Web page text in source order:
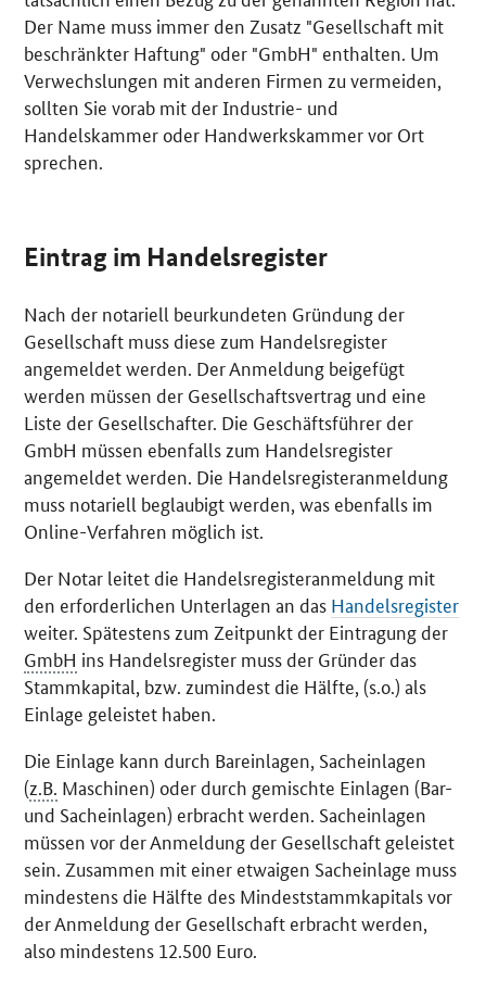
Der Name muss immer den Zusatz "Gesellschaft mit
beschränkter Haftung" oder "GmbH" enthalten. Um
Verwechslungen mit anderen Firmen zu vermeiden,
sollten Sie vorab mit der Industrie- und
Handelskammer oder Handwerkskammer vor Ort
sprechen.
Eintrag im Handelsregister
Nach der notariell beurkundeten Gründung der
Gesellschaft muss diese zum Handelsregister
angemeldet werden. Der Anmeldung beigefügt
werden müssen der Gesellschaftsvertrag und eine
Liste der Gesellschafter. Die Geschäftsführer der
GmbH müssen ebenfalls zum Handelsregister
angemeldet werden. Die Handelsregisteranmeldung
muss notariell beglaubigt werden, was ebenfalls im
Online-Verfahren möglich ist.
Der Notar leitet die Handelsregisteranmeldung mit
den erforderlichen Unterlagen an das Handelsregister
weiter. Spätestens zum Zeitpunkt der Eintragung der
GmbH ins Handelsregister muss der Gründer das
Stammkapital, bzw. zumindest die Hälfte, (s.o.) als
Einlage geleistet haben.
Die Einlage kann durch Bareinlagen, Sacheinlagen
(z.B. Maschinen) oder durch gemischte Einlagen (Bar-
und Sacheinlagen) erbracht werden. Sacheinlagen
müssen vor der Anmeldung der Gesellschaft geleistet
sein. Zusammen mit einer etwaigen Sacheinlage muss
mindestens die Hälfte des Mindeststammkapitals vor
der Anmeldung der Gesellschaft erbracht werden,
also mindestens 12.500 Euro.